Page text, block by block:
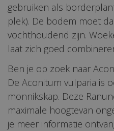
gebruiken als
plek). De bodem moet
vochthoudend zijn.
laat zich goed
Ben je op zoek naar
De Aconitum vulparia is
monnikskap. Deze
maximale hoogtevan
je meer informatie